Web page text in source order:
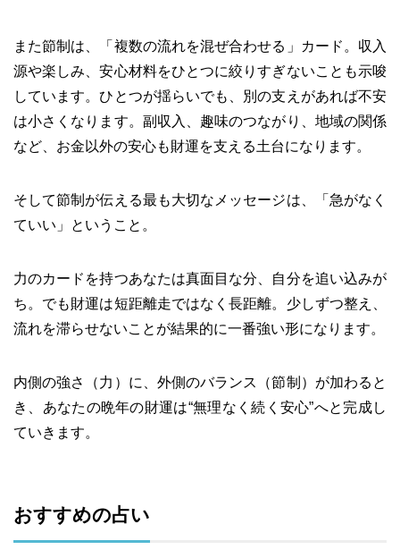
また節制は、「複数の流れを混ぜ合わせる」カード。収入
源や楽しみ、安心材料をひとつに絞りすぎないことも示唆
しています。ひとつが揺らいでも、別の支えがあれば不安
は小さくなります。副収入、趣味のつながり、地域の関係
など、お金以外の安心も財運を支える土台になります。
そして節制が伝える最も大切なメッセージは、「急がなく
ていい」ということ。
力のカードを持つあなたは真面目な分、自分を追い込みが
ち。でも財運は短距離走ではなく長距離。少しずつ整え、
流れを滞らせないことが結果的に一番強い形になります。
内側の強さ（力）に、外側のバランス（節制）が加わると
き、あなたの晩年の財運は“無理なく続く安心”へと完成し
ていきます。
おすすめの占い